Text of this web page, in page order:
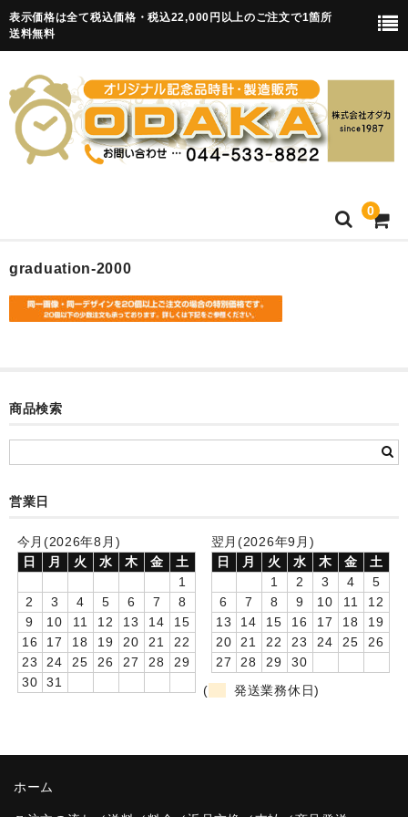
表示価格は全て税込価格・税込22,000円以上のご注文で1箇所
送料無料
0
HOME
卒園記念品
メロディ時計(集合)
音声時計(集合)
目覚まし時計(個別)
お絵かきギャラリープラス(絵＋個別)
メロディ時計(個別)
知育時計
graduation-2000
商品検索
営業日
今月(2026年8月)
日
月 火 水 木 金
土
1
2
3 4 5 6 7
8
9
10 11 12 13 14
15
16
17 18 19 20 21
22
23
24 25 26 27 28
29
30
31
翌月(2026年9月)
日
月 火 水 木 金
土
1
2 3 4
5
6
7 8 9 10 11
12
13
14 15 16 17 18
19
20
21 22 23 24 25
26
27
28 29
30
(
発送業務休日)
ホーム